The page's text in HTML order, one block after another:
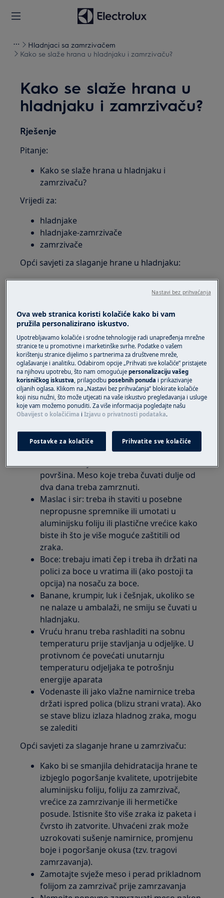
Hladnjaci sa zamrzivačem
Kako se slaže hrana u hladnjaku i zamrzivaču?
Kako se slaže hrana u
hladnjaku i zamrzivaču?
Rješenje
Pitanje:
Kako se slaže hrana u hladnjaku i
zamrzivaču?
Vrijedi za:
hladnjake
hladnjake-zamrzivače
zamrzivače
Opći savjeti za slaganje hrane u hladnjaku:
Izbjegavajte pretrpavanje polica aparata
jer to smanjuje cirkulaciju zraka i uzrokuje
Prije odlaganja u aparat, pokrijte hranu i
obrišite posude. Time se izbjegava
nakupljanje vlage unutar uređaja.
Zamotajte sve artikle jakog mirisa ili visoke
vlažnosti.
Voće i povrće držite u ladicama u kojima
zatvorena vlaga doprinosti čuvanju
kvalitete proizvoda dulje vrijeme. Većinu
voća i povrća treba držati na niskim
Zamotajte sirovo meso i perad tako dobro
da ne može doći do curenja ni
površina. Meso koje treba čuvati dulje od
dva dana treba zamrznuti.
Maslac i sir: treba ih staviti u posebne
nepropusne spremnike ili umotati u
aluminijsku foliju ili plastične vrećice kako
biste ih što je više moguće zaštitili od
zraka.
Boce: trebaju imati čep i treba ih držati na
polici za boce u vratima ili (ako postoji ta
opcija) na nosaču za boce.
Banane, krumpir, luk i češnjak, ukoliko se
ne nalaze u ambalaži, ne smiju se čuvati u
hladnjaku.
Vruću hranu treba rashladiti na sobnu
temperaturu prije stavljanja u odjeljke. U
protivnom će povećati unutarnju
temperaturu odjeljaka te potrošnju
energije aparata
Vodenaste ili jako vlažne namirnice treba
držati ispred polica (blizu strani vrata). Ako
se stave blizu izlaza hladnog zraka, mogu
se zalediti
Opći savjeti za slaganje hrane u zamrzivaču:
Kako bi se smanjila dehidratacija hrane te
izbjeglo pogoršanje kvalitete, upotrijebite
aluminijsku foliju, foliju za zamrzivač,
vrećice za zamrzivanje ili hermetičke
posude. Istisnite što više zraka iz paketa i
čvrsto ih zatvorite. Uhvaćeni zrak može
uzrokovati sušenje namirnice, promjenu
boje i pogoršanje okusa (tzv. tragovi
zamrzavanja).
Zamotajte svježe meso i perad prikladnom
folijom za zamrzivač prije zamrzavanja
Ova web stranica koristi kolačiće kako bi vam
pružila personalizirano iskustvo.
Upotrebljavamo kolačiće i srodne tehnologije radi unapređenja mrežne
stranice te u promotivne i marketinške svrhe. Podatke o vašem
korištenju stranice dijelimo s partnerima za društvene mreže,
oglašavanje i analitiku. Odabirom opcije „Prihvati sve kolačiće” pristajete
na njihovu upotrebu, što nam omogućujepersonalizaciju vašeg
korisničkog iskustva, prilagodbuposebnih ponuda i prikazivanje
ciljanih oglasa. Klikom na „Nastavi bez prihvaćanja” blokirate kolačiće
koji nisu nužni, što može utjecati na vaše iskustvo pregledavanja i usluge
koje vam možemo ponuditi. Za više informacija pogledajte našu
Obavijest o kolačićima iIzjavu o privatnosti podataka.
Postavke za kolačiće Prihvatite sve kolačiće
Nastavi bez prihvaćanja